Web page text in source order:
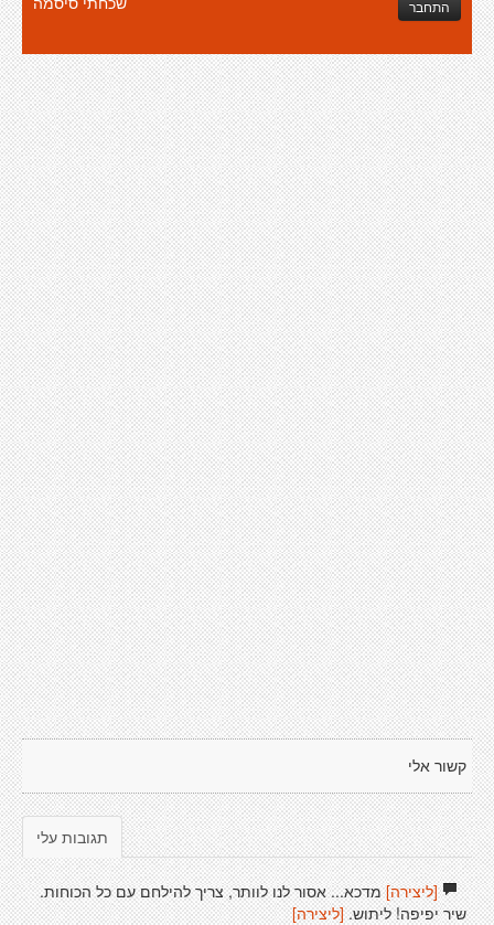
התחבר
קשור אלי
תגובות עלי
[ליצירה]מדכא... אסור לנו לוותר, צריך להילחם עם כל הכוחות.
שיר יפיפה! ליתוש. [ליצירה]